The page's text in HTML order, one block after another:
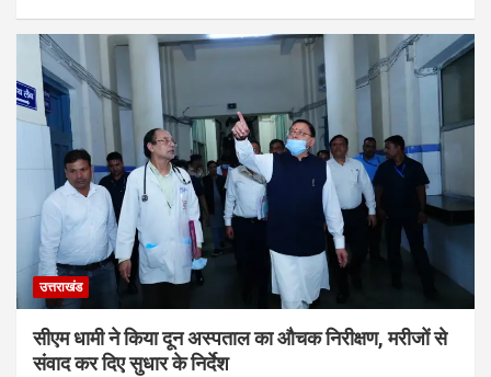
उत्तराखंड
सीएम धामी ने किया दून अस्पताल का औचक निरीक्षण, मरीजों से
संवाद कर दिए सुधार के निर्देश